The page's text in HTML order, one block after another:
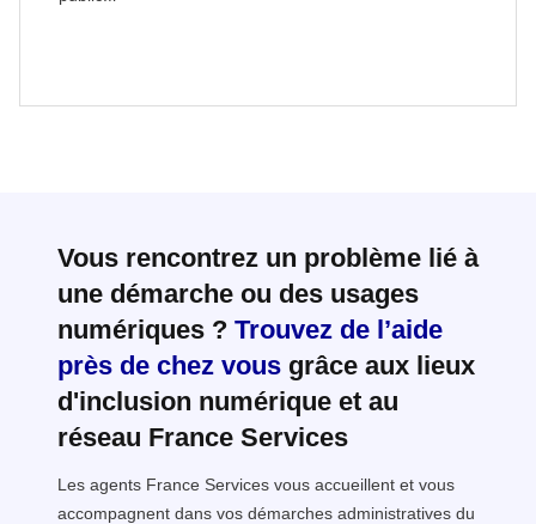
Vous rencontrez un problème lié à
une démarche ou des usages
numériques ? Trouvez de l’aide
près de chez vous grâce aux lieux
d'inclusion numérique et au
réseau France Services
Les agents France Services vous accueillent et vous
accompagnent dans vos démarches administratives du